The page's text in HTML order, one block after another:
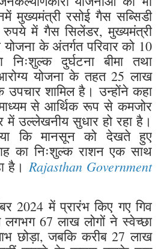
मुख्यमंत्री रसोई गैस सब्सिडी
में गैस सिलेंडर, मुख्यमंत्री
योजना के अंतर्गत परिवार को 10
दुर्घटना बीमा तथा
योजना के तहत 25 लाख
शामिल है। उन्होंने कहा
से आर्थिक रूप से कमजोर
में उल्लेखनीय सुधार हो रहा है।
कि मानसून को देखते हुए
का निःशुल्क राशन एक साथ
है।Rajasthan Government
2024 में प्रारंभ किए गए गिव
67 लाख लोगों ने स्वेच्छा
छोड़ा, जबकि करीब 27 लाख